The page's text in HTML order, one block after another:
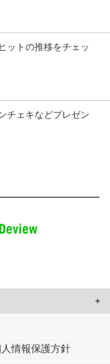
ットの推移をチェッ
チェキなどプレゼン
たコンテンツや広告の
情報保護方針